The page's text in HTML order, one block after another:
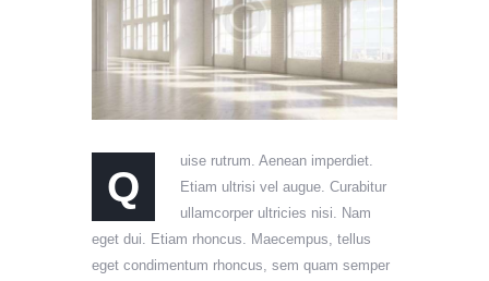
Q
uise rutrum. Aenean imperdiet.
Etiam ultrisi vel augue. Curabitur
ullamcorper ultricies nisi. Nam
eget dui. Etiam rhoncus. Maecempus, tellus
eget condimentum rhoncus, sem quam semper